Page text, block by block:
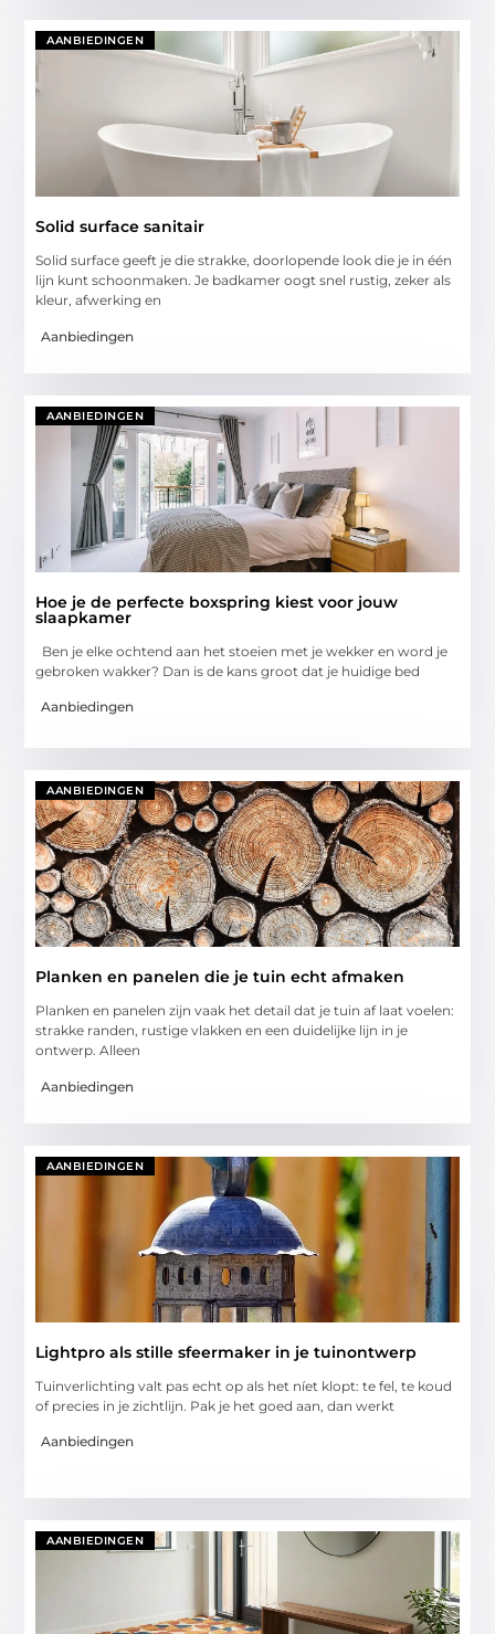
AANBIEDINGEN
Solid surface sanitair
Solid surface geeft je die strakke, doorlopende look die je in één
lijn kunt schoonmaken. Je badkamer oogt snel rustig, zeker als
kleur, afwerking en
Aanbiedingen
AANBIEDINGEN
Hoe je de perfecte boxspring kiest voor jouw
slaapkamer
Ben je elke ochtend aan het stoeien met je wekker en word je
gebroken wakker? Dan is de kans groot dat je huidige bed
Aanbiedingen
AANBIEDINGEN
Planken en panelen die je tuin echt afmaken
Planken en panelen zijn vaak het detail dat je tuin af laat voelen:
strakke randen, rustige vlakken en een duidelijke lijn in je
ontwerp. Alleen
Aanbiedingen
AANBIEDINGEN
Lightpro als stille sfeermaker in je tuinontwerp
Tuinverlichting valt pas echt op als het níet klopt: te fel, te koud
of precies in je zichtlijn. Pak je het goed aan, dan werkt
Aanbiedingen
AANBIEDINGEN